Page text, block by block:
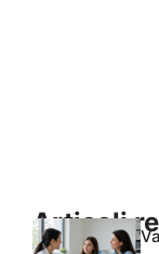
Articoli